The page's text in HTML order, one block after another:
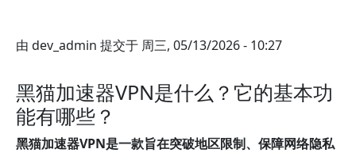
由 dev_admin 提交于 周三, 05/13/2026 - 10:27
黑猫加速器VPN是什么？它的基本功
能有哪些？
黑猫加速器VPN是一款旨在突破地区限制、保障网络隐私